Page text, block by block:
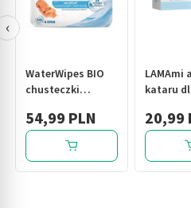
WaterWipes BIO
chusteczki
noworodków i
niemowląt 240
sztuk (4x60)
54,99 PLN
LAMAmi
kataru
20,99
‹